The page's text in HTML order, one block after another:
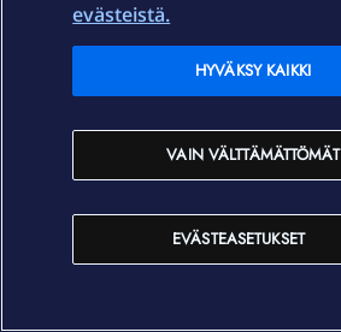
Minusta tässä ei ole kyse
korjauksesta.
Korttelikuitu VDSL
evästeistä.
EVÄSTEASETUKSET
VAIN VÄLTTÄMÄTTÖMÄT
HYVÄKSY KAIKKI